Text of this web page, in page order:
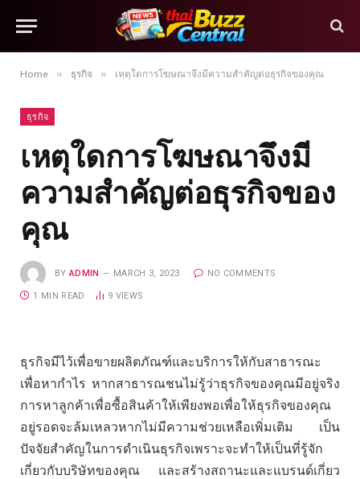
Home » ธุรกิจ » เหตุใดการโฆษณาจึงมีความสำคัญต่อธุรกิจของคุณ
ธุรกิจ
เหตุใดการโฆษณาจึงมี
ความสำคัญต่อธุรกิจของ
คุณ
BY ADMIN MARCH 3, 2023 NO COMMENTS
1 MIN READ 9 VIEWS
ธุรกิจมีไว้เพื่อขายผลิตภัณฑ์และบริการให้กับสาธารณะ
เพื่อหากำไร หากสาธารณชนไม่รู้ว่าธุรกิจของคุณมีอยู่จริง
การหาลูกค้าเพื่อซื้อสินค้าให้เพียงพอเพื่อให้ธุรกิจของคุณ
อยู่รอดจะล้มเหลวหากไม่มีความช่วยเหลือเพิ่มเติม เป็น
ปัจจัยสำคัญในการดำเนินธุรกิจเพราะจะทำให้เป็นที่รู้จัก
เกี่ยวกับบริษัทของคุณ และสร้างสถานะและแบรนด์เกี่ยว